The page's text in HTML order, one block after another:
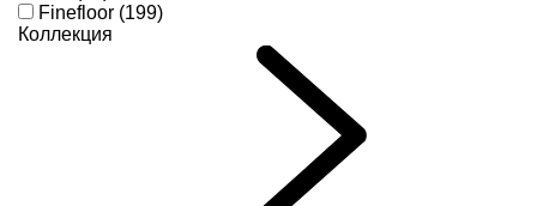
Finefloor (199)
Коллекция